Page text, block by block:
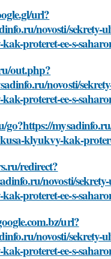
url?
novosti/sekrety-
proteret-ee-s-
out.php?
novosti/
proteret-ee-s-
go?https://
klyukvy-kak-
redirect?
novosti/
proteret-ee-s-
url?
novosti/sekrety-
proteret-ee-s-